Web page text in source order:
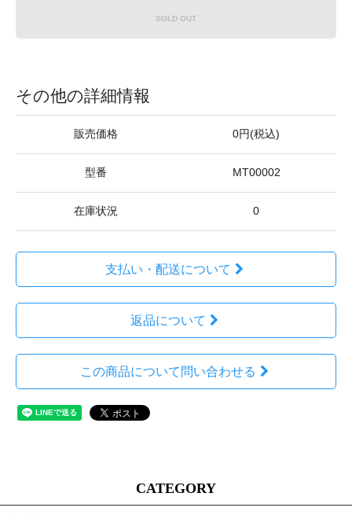
SOLD OUT
その他の詳細情報
販売価格 0円(税込)
型番 MT00002
在庫状況 0
支払い・配送について
返品について
この商品について問い合わせる
CATEGORY